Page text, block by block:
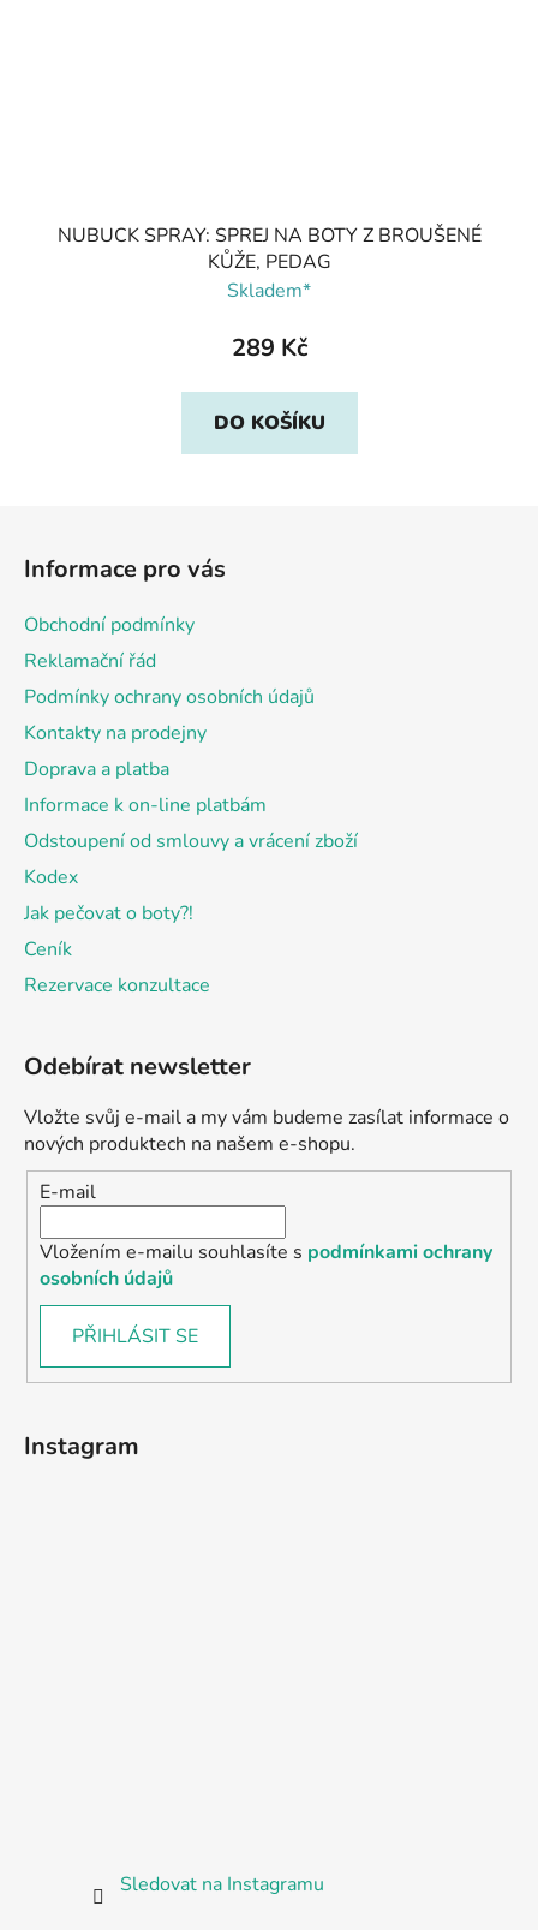
NUBUCK SPRAY: SPREJ NA BOTY Z BROUŠENÉ
KŮŽE, PEDAG
Skladem*
289 Kč
DO KOŠÍKU
Informace pro vás
Obchodní podmínky
Reklamační řád
Podmínky ochrany osobních údajů
Kontakty na prodejny
Doprava a platba
Informace k on-line platbám
Odstoupení od smlouvy a vrácení zboží
Kodex
Jak pečovat o boty?!
Ceník
Rezervace konzultace
Odebírat newsletter
Vložte svůj e-mail a my vám budeme zasílat informace o
nových produktech na našem e-shopu.
E-mail
Vložením e-mailu souhlasíte s podmínkami ochrany
osobních údajů
PŘIHLÁSIT SE
Instagram
Sledovat na Instagramu